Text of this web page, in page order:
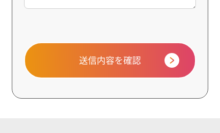
送信内容を確認